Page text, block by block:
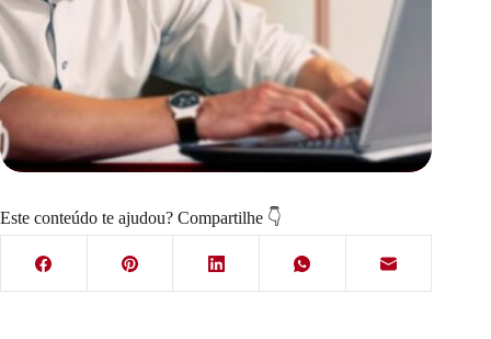
Este conteúdo te ajudou? Compartilhe 👇